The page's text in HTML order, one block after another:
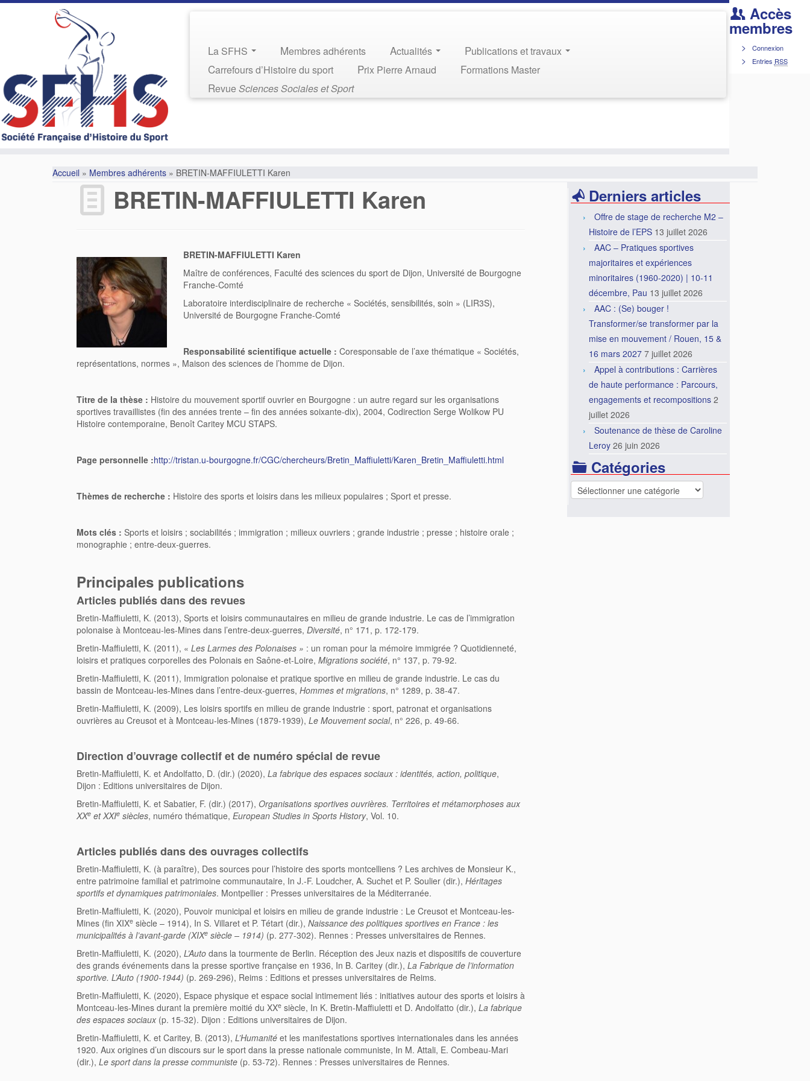
Accès
membres
Connexion
Entries RSS
La SFHS Membres adhérents Actualités
Publications et travaux
Carrefours d’Histoire du sport
Prix Pierre Arnaud
Formations Master
RevueSciences Sociales et Sport
Accueil » Membres adhérents » BRETIN-MAFFIULETTI Karen
BRETIN-MAFFIULETTI Karen
BRETIN-MAFFIULETTI Karen
Maître de conférences, Faculté des sciences du sport de Dijon, Université de Bourgogne
Franche-Comté
Laboratoire interdisciplinaire de recherche « Sociétés, sensibilités, soin » (LIR3S),
Université de Bourgogne Franche-Comté
Responsabilité scientifique actuelle : Coresponsable de l’axe thématique « Sociétés,
représentations, normes », Maison des sciences de l’homme de Dijon.
Titre de la thèse : Histoire du mouvement sportif ouvrier en Bourgogne : un autre regard sur les organisations
sportives travaillistes (fin des années trente – fin des années soixante-dix), 2004, Codirection Serge Wolikow PU
Histoire contemporaine, Benoît Caritey MCU STAPS.
Page personnelle :http://tristan.u-bourgogne.fr/CGC/chercheurs/Bretin_Maffiuletti/Karen_Bretin_Maffiuletti.html
Thèmes de recherche : Histoire des sports et loisirs dans les milieux populaires ; Sport et presse.
Mots clés : Sports et loisirs ; sociabilités ; immigration ; milieux ouvriers ; grande industrie ; presse ; histoire orale ;
monographie ; entre-deux-guerres.
Principales publications
Articles publiés dans des revues
Bretin-Maffiuletti, K. (2013), Sports et loisirs communautaires en milieu de grande industrie. Le cas de l’immigration
polonaise à Montceau-les-Mines dans l’entre-deux-guerres, Diversité, n° 171, p. 172-179.
Bretin-Maffiuletti, K. (2011), « Les Larmes des Polonaises » : un roman pour la mémoire immigrée ? Quotidienneté,
loisirs et pratiques corporelles des Polonais en Saône-et-Loire, Migrations société, n° 137, p. 79-92.
Bretin-Maffiuletti, K. (2011), Immigration polonaise et pratique sportive en milieu de grande industrie. Le cas du
bassin de Montceau-les-Mines dans l’entre-deux-guerres, Hommes et migrations, n° 1289, p. 38-47.
Bretin-Maffiuletti, K. (2009), Les loisirs sportifs en milieu de grande industrie : sport, patronat et organisations
ouvrières au Creusot et à Montceau-les-Mines (1879-1939), Le Mouvement social, n° 226, p. 49-66.
Direction d’ouvrage collectif et de numéro spécial de revue
Bretin-Maffiuletti, K. et Andolfatto, D. (dir.) (2020), La fabrique des espaces sociaux : identités, action, politique,
Dijon : Editions universitaires de Dijon.
Bretin-Maffiuletti, K. et Sabatier, F. (dir.) (2017), Organisations sportives ouvrières. Territoires et métamorphoses aux
XXe et XXIe siècles, numéro thématique, European Studies in Sports History, Vol. 10.
Articles publiés dans des ouvrages collectifs
Bretin-Maffiuletti, K. (à paraître), Des sources pour l’histoire des sports montcelliens ? Les archives de Monsieur K.,
entre patrimoine familial et patrimoine communautaire, In J.-F. Loudcher, A. Suchet et P. Soulier (dir.), Héritages
sportifs et dynamiques patrimoniales. Montpellier : Presses universitaires de la Méditerranée.
Bretin-Maffiuletti, K. (2020), Pouvoir municipal et loisirs en milieu de grande industrie : Le Creusot et Montceau-les-
Mines (fin XIXe siècle – 1914), In S. Villaret et P. Tétart (dir.), Naissance des politiques sportives en France : les
municipalités à l’avant-garde (XIXe siècle – 1914) (p. 277-302). Rennes : Presses universitaires de Rennes.
Bretin-Maffiuletti, K. (2020), L’Auto dans la tourmente de Berlin. Réception des Jeux nazis et dispositifs de couverture
des grands événements dans la presse sportive française en 1936, In B. Caritey (dir.), La Fabrique de l’information
sportive. L’Auto (1900-1944) (p. 269-296), Reims : Editions et presses universitaires de Reims.
Bretin-Maffiuletti, K. (2020), Espace physique et espace social intimement liés : initiatives autour des sports et loisirs à
Montceau-les-Mines durant la première moitié du XXe siècle, In K. Bretin-Maffiuletti et D. Andolfatto (dir.), La fabrique
des espaces sociaux (p. 15-32). Dijon : Editions universitaires de Dijon.
Bretin-Maffiuletti, K. et Caritey, B. (2013), L’Humanité et les manifestations sportives internationales dans les années
1920. Aux origines d’un discours sur le sport dans la presse nationale communiste, In M. Attali, E. Combeau-Mari
(dir.), Le sport dans la presse communiste (p. 53-72). Rennes : Presses universitaires de Rennes.
Derniers articles
Offre de stage de recherche M2 –
Histoire de l’EPS 13 juillet 2026
AAC – Pratiques sportives
majoritaires et expériences
minoritaires (1960-2020) | 10-11
décembre, Pau 13 juillet 2026
AAC : (Se) bouger !
Transformer/se transformer par la
mise en mouvement / Rouen, 15 &
16 mars 2027 7 juillet 2026
Appel à contributions : Carrières
de haute performance : Parcours,
engagements et recompositions 2
juillet 2026
Soutenance de thèse de Caroline
Leroy 26 juin 2026
Catégories
Catégories